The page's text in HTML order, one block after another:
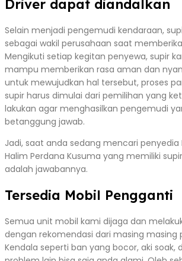
Driver dapat diandalkan
Selain menjadi pengemudi kendaraan,
sebagai wakil perusahaan saat
Mengikuti setiap kegitan penyewa, supir
mampu memberikan rasa aman dan
untuk mewujudkan hal tersebut, proses
supir harus dimulai dari pemilihan yang
lakukan agar menghasilkan pengemudi
betanggung jawab.
Jadi, saat anda sedang mencari penyedia
Halim Perdana Kusuma yang memiliki
adalah jawabannya.
Tersedia Mobil Pengganti
Semua unit mobil kami dijaga dan
dengan rekomendasi dari masing masing
Kendala seperti ban yang bocor, aki soak,